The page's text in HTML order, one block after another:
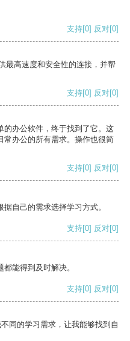
支持[0] 反对[0]
最高速度和安全性的连接，并帮
支持[0] 反对[0]
的办公软件，终于找到了它。这
常办公的所有需求。操作也很简
支持[0] 反对[0]
自己的需求选择学习方式。
支持[0] 反对[0]
能得到及时解决。
支持[0] 反对[0]
同的学习需求，让我能够找到自